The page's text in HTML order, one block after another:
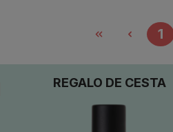
1
REGALO DE CESTA